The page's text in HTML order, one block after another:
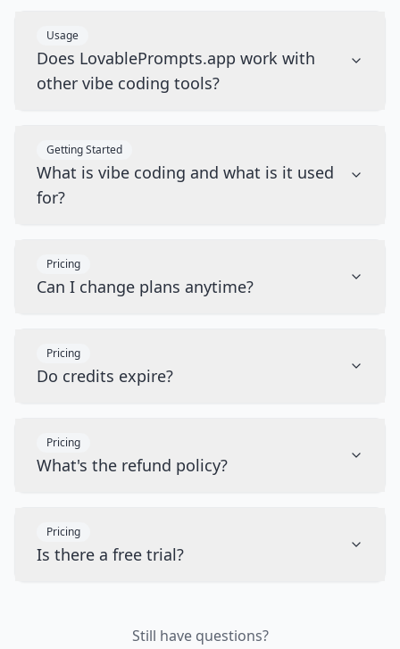
Usage
Does LovablePrompts.app work with
other vibe coding tools?
Getting Started
What is vibe coding and what is it used
for?
Pricing
Can I change plans anytime?
Pricing
Do credits expire?
Pricing
What's the refund policy?
Pricing
Is there a free trial?
Still have questions?